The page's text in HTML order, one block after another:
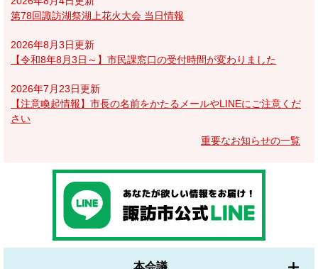
第78回諏訪湖祭湖上花火大会 当日情報
2026年8月3日更新
【令和8年8月3日～】市民課窓口の受付時間が変わりました
2026年7月23日更新
【注意喚起情報】市長の名前をかたるメールやLINEにご注意くだ
さい
重要なお知らせの一覧
本会議